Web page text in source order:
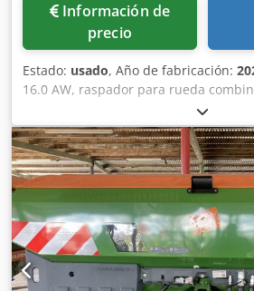
Información de
precio
Estado: usado, Año de fabricación:
16.0 AW, raspador para rueda
de presión de liberación / cuerpo de
430, punta de reja HD, disco de
unidad / dentado, preparación para
Eay Ej Abperf